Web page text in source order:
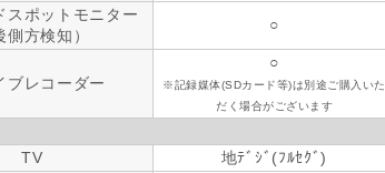
スポットモニター
側方検知）
○
ブレコーダー
○
※記録媒体(SDカード等)は別途ご購入いた
だく場合がございます
TV
地ﾃﾞｼﾞ(ﾌﾙｾｸﾞ)